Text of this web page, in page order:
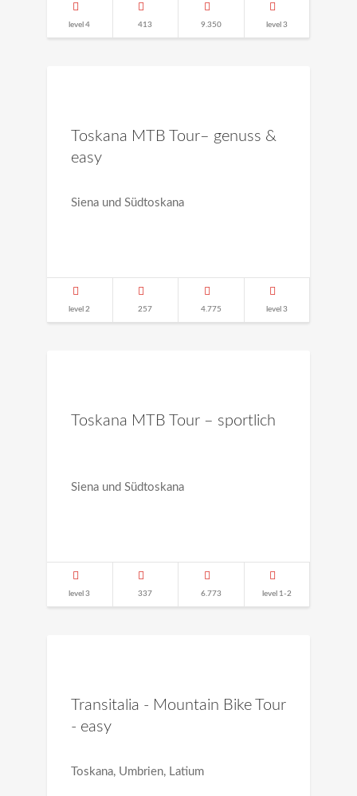
level 4 413 9.350 level 3
Toskana MTB Tour– genuss &
easy
Siena und Südtoskana
level 2 257 4.775 level 3
Toskana MTB Tour – sportlich
Siena und Südtoskana
level 3 337 6.773 level 1-2
Transitalia - Mountain Bike Tour
- easy
Toskana, Umbrien, Latium